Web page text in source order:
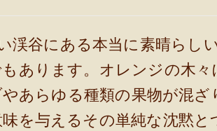
渓谷にある本当に素晴ら
あります。オレンジの木
あらゆる種類の果物が混
を与えるその単純な沈黙